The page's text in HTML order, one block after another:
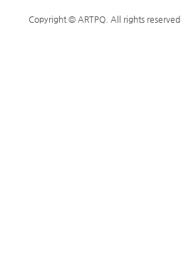
Copyright © ARTPQ. All rights reserved.